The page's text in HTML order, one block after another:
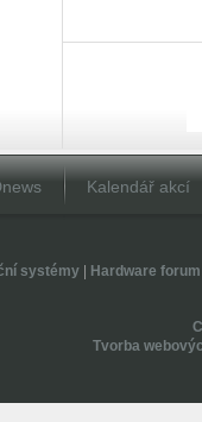
Kalendář akcí
systémy| Hardware forum
Tvorba